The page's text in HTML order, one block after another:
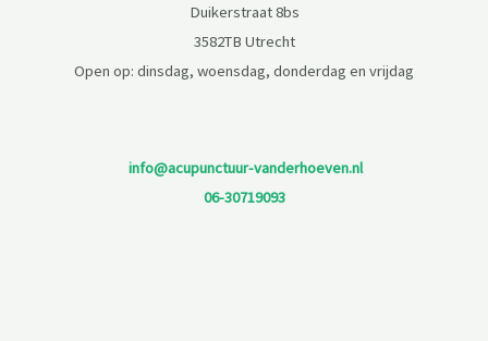
Duikerstraat 8bs
3582TB Utrecht
Open op: dinsdag, woensdag, donderdag en vrijdag
info@acupunctuur-vanderhoeven.nl
06-30719093